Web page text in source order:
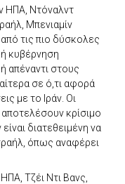
ΗΠΑ, Ντόναλντ
Μπενιαμίν
τις πιο δύσκολες
κυβέρνηση
απέναντι στους
σε ό,τι αφορά
με το Ιράν. Οι
αποτελέσουν κρίσιμο
διατεθειμένη να
όπως αναφέρει
Τζέι Ντι Βανς,